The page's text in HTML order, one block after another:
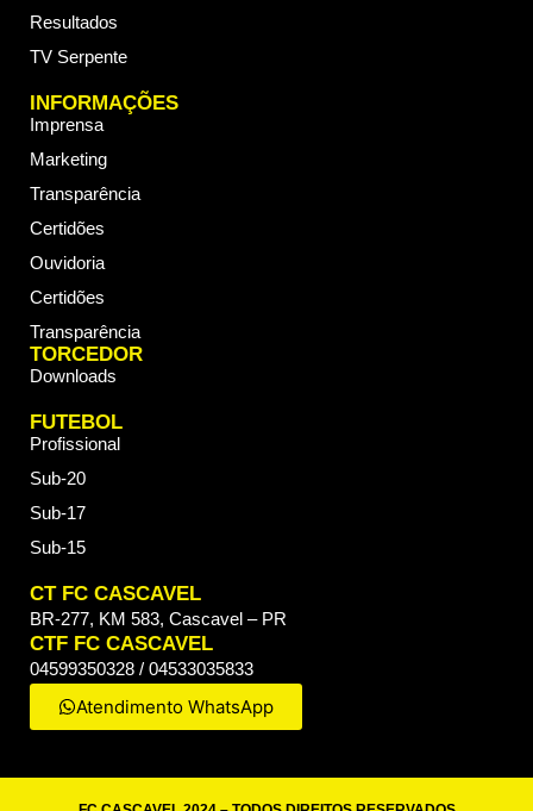
Resultados
TV Serpente
INFORMAÇÕES
Imprensa
Marketing
Transparência
Certidões
Ouvidoria
Certidões
Transparência
TORCEDOR
Downloads
FUTEBOL
Profissional
Sub-20
Sub-17
Sub-15
CT FC CASCAVEL
BR-277, KM 583, Cascavel – PR
CTF FC CASCAVEL
04599350328 / 04533035833
Atendimento WhatsApp